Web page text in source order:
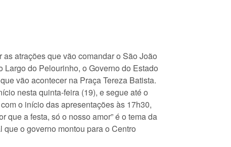
as atrações que vão comandar o São João
Largo do Pelourinho, o Governo do Estado
vão acontecer na Praça Tereza Batista.
nesta quinta-feira (19), e segue até o
o início das apresentações às 17h30,
que a festa, só o nosso amor” é o tema da
que o governo montou para o Centro